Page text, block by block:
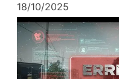
18/10/2025